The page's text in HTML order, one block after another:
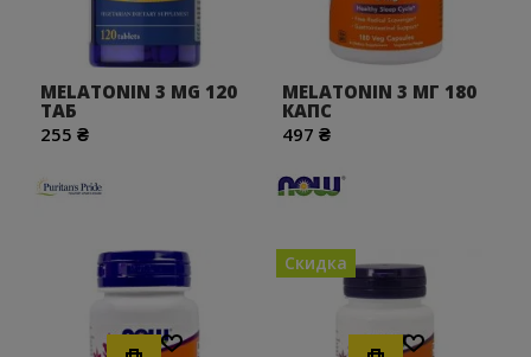
MELATONIN 3 MG 120
ТАБ
255 ₴
MELATONIN 3 МГ 180
КАПС
497 ₴
Хочу! Хочу!
Скидка